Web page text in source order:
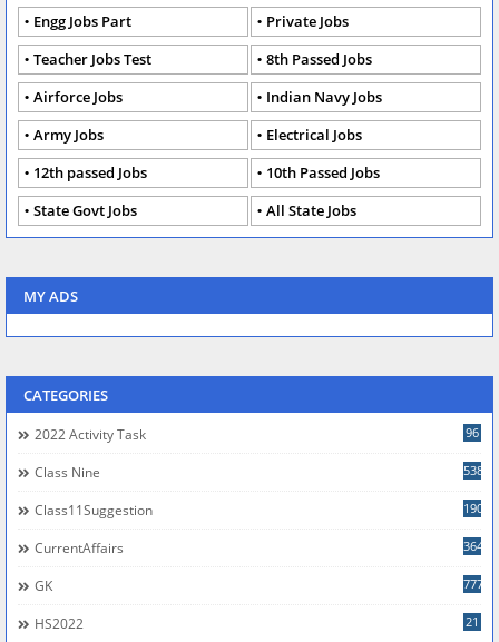
Engg Jobs Part
Private Jobs
Teacher Jobs Test
8th Passed Jobs
Airforce Jobs
Indian Navy Jobs
Army Jobs
Electrical Jobs
12th passed Jobs
10th Passed Jobs
State Govt Jobs
All State Jobs
MY ADS
CATEGORIES
2022 Activity Task 96
Class Nine 538
Class11Suggestion 190
CurrentAffairs 364
GK 777
HS2022 21